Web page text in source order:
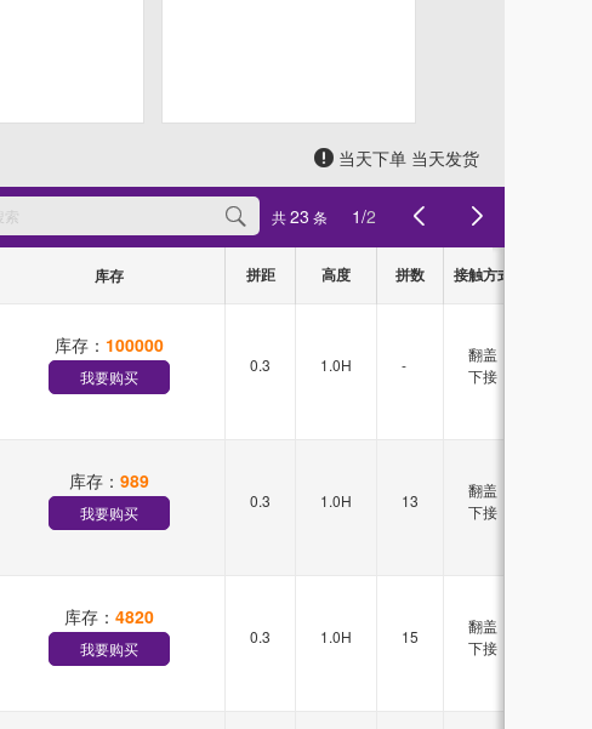
当天下单 当天发货
共23 条 1/2
库存 拼距 高度 拼数 接触方式
库存： 100000
我要购买
0.3 1.0H -
翻盖
下接
库存： 989
我要购买
0.3 1.0H 13
翻盖
下接
库存： 4820
我要购买
0.3 1.0H 15
翻盖
下接